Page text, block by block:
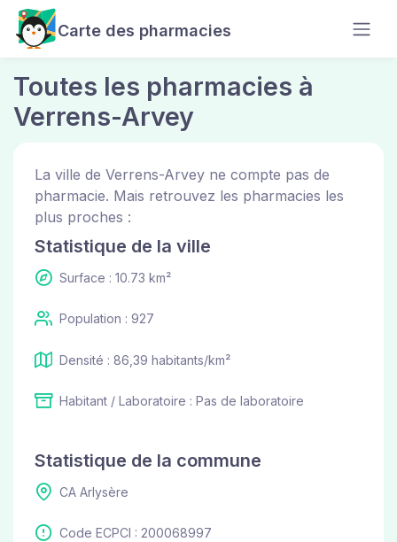
Carte des pharmacies
Toutes les pharmacies à
Verrens-Arvey
La ville de Verrens-Arvey ne compte pas de
pharmacie. Mais retrouvez les pharmacies les
plus proches :
Statistique de la ville
Surface : 10.73 km²
Population : 927
Densité : 86,39 habitants/km²
Habitant / Laboratoire : Pas de laboratoire
Statistique de la commune
CA Arlysère
Code ECPCI : 200068997